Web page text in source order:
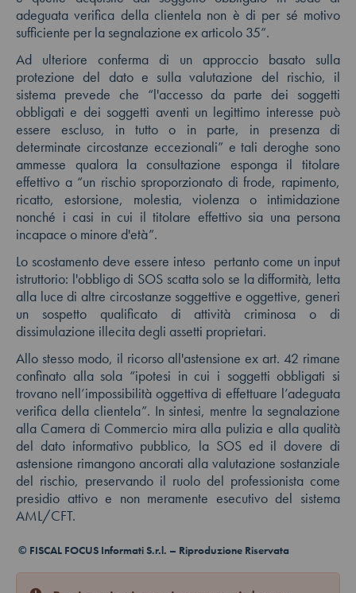
adeguata verifica della clientela non è di per sé motivo
sufficiente per la segnalazione ex articolo 35”.
Ad ulteriore conferma di un approccio basato sulla
protezione del dato e sulla valutazione del rischio, il
sistema prevede che “l'accesso da parte dei soggetti
obbligati e dei soggetti aventi un legittimo interesse può
essere escluso, in tutto o in parte, in presenza di
determinate circostanze eccezionali” e tali deroghe sono
ammesse qualora la consultazione esponga il titolare
effettivo a “un rischio sproporzionato di frode, rapimento,
ricatto, estorsione, molestia, violenza o intimidazione
nonché i casi in cui il titolare effettivo sia una persona
incapace o minore d'età”.
Lo scostamento deve essere inteso pertanto come un input
istruttorio: l'obbligo di SOS scatta solo se la difformità, letta
alla luce di altre circostanze soggettive e oggettive, generi
un sospetto qualificato di attività criminosa o di
dissimulazione illecita degli assetti proprietari.
Allo stesso modo, il ricorso all'astensione ex art. 42 rimane
confinato alla sola “ipotesi in cui i soggetti obbligati si
trovano nell’impossibilità oggettiva di effettuare l’adeguata
verifica della clientela”. In sintesi, mentre la segnalazione
alla Camera di Commercio mira alla pulizia e alla qualità
del dato informativo pubblico, la SOS ed il dovere di
astensione rimangono ancorati alla valutazione sostanziale
del rischio, preservando il ruolo del professionista come
presidio attivo e non meramente esecutivo del sistema
AML/CFT.
© FISCAL FOCUS Informati S.r.l. – Riproduzione Riservata